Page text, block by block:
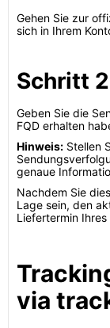
Gehen Sie zur
sich in Ihrem
Schritt
Geben Sie die
FQD erhalten
Hinweis: Stellen
genaue
Nachdem Sie
Lage sein, den
Liefertermin
via